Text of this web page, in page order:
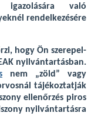
való
rendelkezésére
hogy Ön szerepel-
nyilvántartásban.
nem „zöld” vagy
tájékoztatják
ellenőrzés piros
nyilvántartásra